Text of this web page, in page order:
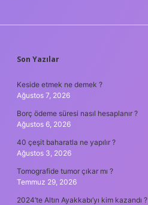
SIDEBAR
Son Yazılar
Keside etmek ne demek ?
Ağustos 7, 2026
Borç ödeme süresi nasıl hesaplanır ?
Ağustos 6, 2026
40 çeşit baharatla ne yapılır ?
Ağustos 3, 2026
Tomografide tumor çıkar mı ?
Temmuz 29, 2026
2024’te Altın Ayakkabı’yı kim kazandı ?